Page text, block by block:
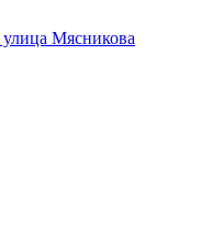
Мясникова